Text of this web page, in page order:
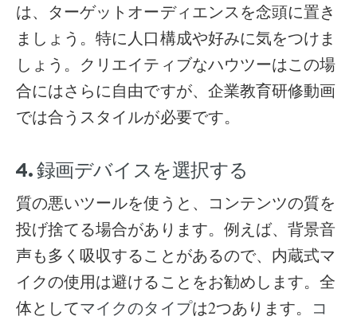
は、ターゲットオーディエンスを念頭に置き
ましょう。特に人口構成や好みに気をつけま
しょう。クリエイティブなハウツーはこの場
合にはさらに自由ですが、企業教育研修動画
では合うスタイルが必要です。
4. 録画デバイスを選択する
質の悪いツールを使うと、コンテンツの質を
投げ捨てる場合があります。例えば、背景音
声も多く吸収することがあるので、内蔵式マ
イクの使用は避けることをお勧めします。全
体としてマイクのタイプは2つあります。
コ